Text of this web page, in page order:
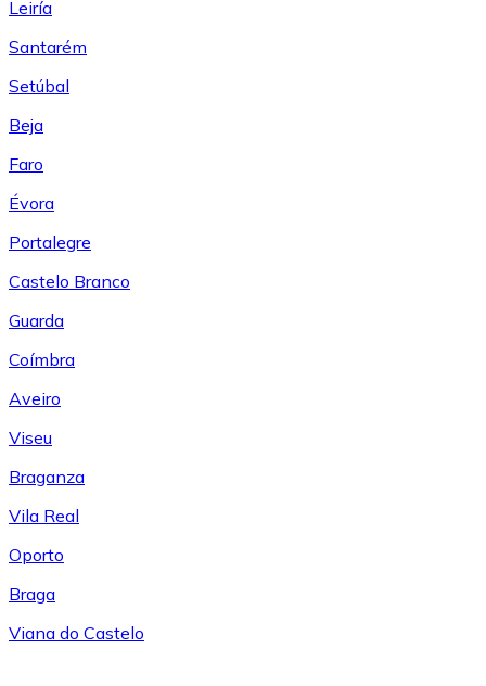
Leiría
Santarém
Setúbal
Beja
Faro
Évora
Portalegre
Castelo Branco
Guarda
Coímbra
Aveiro
Viseu
Braganza
Vila Real
Oporto
Braga
Viana do Castelo